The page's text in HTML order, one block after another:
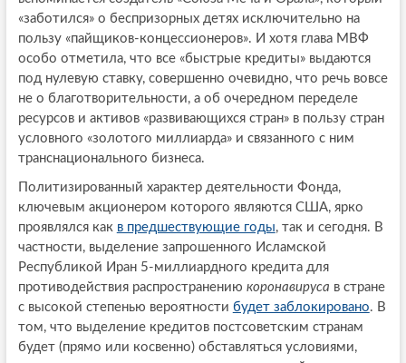
«заботился» о беспризорных детях исключительно на
пользу «пайщиков-концессионеров». И хотя глава МВФ
особо отметила, что все «быстрые кредиты» выдаются
под нулевую ставку, совершенно очевидно, что речь вовсе
не о благотворительности, а об очередном переделе
ресурсов и активов «развивающихся стран» в пользу стран
условного «золотого миллиарда» и связанного с ним
транснационального бизнеса.
Политизированный характер деятельности Фонда,
ключевым акционером которого являются США, ярко
проявлялся как в предшествующие годы, так и сегодня. В
частности, выделение запрошенного Исламской
Республикой Иран 5-миллиардного кредита для
противодействия распространению коронавируса в стране
с высокой степенью вероятности будет заблокировано. В
том, что выделение кредитов постсоветским странам
будет (прямо или косвенно) обставляться условиями,